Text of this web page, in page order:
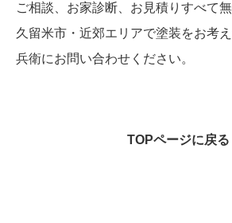
ご相談、お家診断、お見積りすべて無
久留米市・近郊エリアで塗装をお考
兵衛にお問い合わせください。
TOPページに戻る